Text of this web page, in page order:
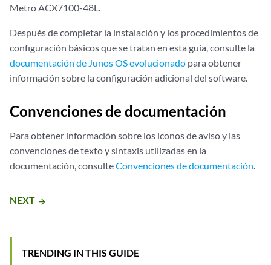
Metro ACX7100-48L.
Después de completar la instalación y los procedimientos de
configuración básicos que se tratan en esta guía, consulte la
documentación de Junos OS evolucionado para obtener
información sobre la configuración adicional del software.
Convenciones de documentación
Para obtener información sobre los iconos de aviso y las
convenciones de texto y sintaxis utilizadas en la
documentación, consulteConvenciones de documentación.
NEXT arrow_forward
TRENDING IN THIS GUIDE